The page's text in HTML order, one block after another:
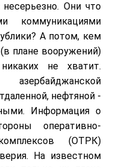
Они что
коммуникациями
А потом, кем
плане вооружений)
не хватит.
нефтяной -
Информация о
оперативно-
(ОТРК)
На известном